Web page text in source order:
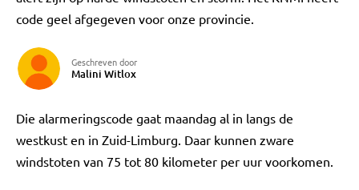
code geel afgegeven voor onze provincie.
Geschreven door
Malini Witlox
Die alarmeringscode gaat maandag al in langs de
westkust en in Zuid-Limburg. Daar kunnen zware
windstoten van 75 tot 80 kilometer per uur voorkomen.